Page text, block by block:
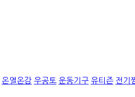
온열온감 우공토 운동기구 유티즌 전기